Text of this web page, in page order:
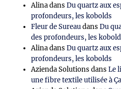
AlinadansDu quartz aux
profondeurs, les kobolds
Fleur de SureaudansDu
des profondeurs, les
AlinadansDu quartz aux
profondeurs, les kobolds
Azienda Solutions dansLe
une fibre textile utilisée à